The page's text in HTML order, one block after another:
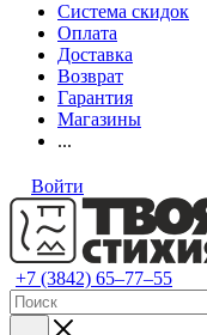
Система скидок
Оплата
Доставка
Возврат
Гарантия
Магазины
...
Войти
+7 (3842) 65–77–55